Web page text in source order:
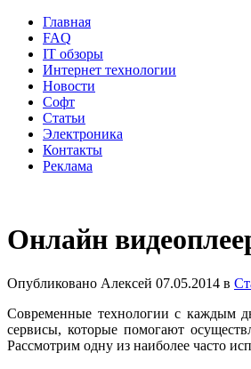
Главная
FAQ
IT обзоры
Интернет технологии
Новости
Софт
Статьи
Электроника
Контакты
Реклама
Онлайн
Опубликовано Алексей 07.05.2014 в
Современные технологии с каждым
сервисы, которые помогают
Рассмотрим одну из наиболее часто